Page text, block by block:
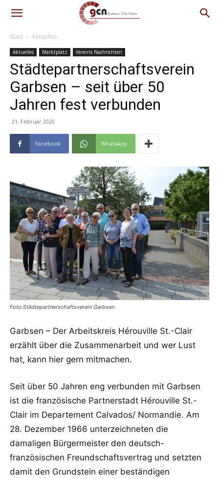
Start Aktuelles
Aktuelles Marktplatz Vereins Nachrichten
Städtepartnerschaftsverein
Garbsen – seit über 50
Jahren fest verbunden
21. Februar 2020
Facebook WhatsApp
Foto:Städtepartnerschaftsverein Garbsen
Garbsen – Der Arbeitskreis Hérouville St.-Clair
erzählt über die Zusammenarbeit und wer Lust
hat, kann hier gern mitmachen.
Seit über 50 Jahren eng verbunden mit Garbsen
ist die französische Partnerstadt Hérouville St.-
Clair im Departement Calvados/ Normandie. Am
28. Dezember 1966 unterzeichneten die
damaligen Bürgermeister den deutsch-
französischen Freundschaftsvertrag und setzten
damit den Grundstein einer beständigen